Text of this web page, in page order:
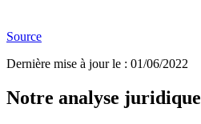
Source
Dernière mise à jour le : 01/06/2022
Notre analyse juridique